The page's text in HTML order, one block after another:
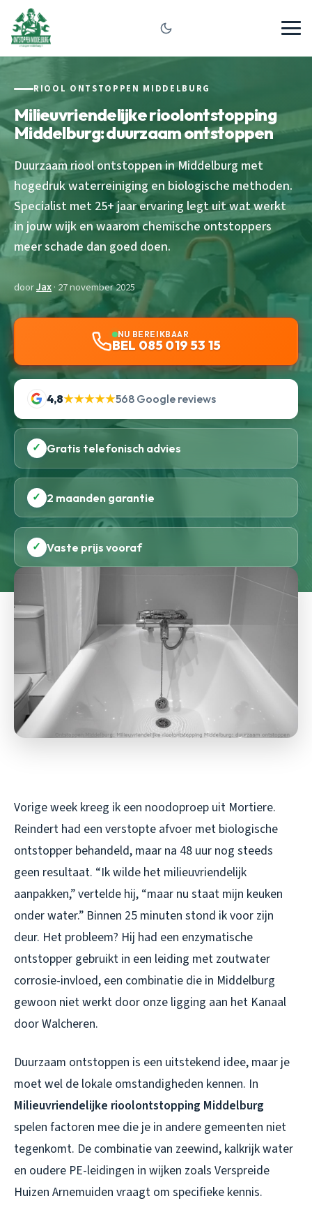
RIOOL ONTSTOPPEN MIDDELBURG
Milieuvriendelijke rioolontstopping
Middelburg: duurzaam ontstoppen
Duurzaam riool ontstoppen in Middelburg met
hogedruk waterreiniging en biologische methoden.
Specialist met 25+ jaar ervaring legt uit wat werkt
in jouw wijk en waarom chemische ontstoppers
meer schade dan goed doen.
doorJax· 27 november 2025
NU BEREIKBAAR
BEL 085 019 53 15
4,8★★★★★568 Google reviews
✓ Gratis telefonisch advies
✓ 2 maanden garantie
✓ Vaste prijs vooraf
Vorige week kreeg ik een noodoproep uit Mortiere.
Reindert had een verstopte afvoer met biologische
ontstopper behandeld, maar na 48 uur nog steeds
geen resultaat. “Ik wilde het milieuvriendelijk
aanpakken,” vertelde hij, “maar nu staat mijn keuken
onder water.” Binnen 25 minuten stond ik voor zijn
deur. Het probleem? Hij had een enzymatische
ontstopper gebruikt in een leiding met zoutwater
corrosie-invloed, een combinatie die in Middelburg
gewoon niet werkt door onze ligging aan het Kanaal
door Walcheren.
Duurzaam ontstoppen is een uitstekend idee, maar je
moet wel de lokale omstandigheden kennen. In
Milieuvriendelijke rioolontstopping Middelburg
spelen factoren mee die je in andere gemeenten niet
tegenkomt. De combinatie van zeewind, kalkrijk water
en oudere PE-leidingen in wijken zoals Verspreide
Huizen Arnemuiden vraagt om specifieke kennis.